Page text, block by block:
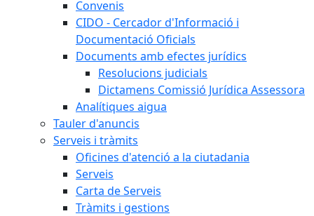
Convenis
CIDO - Cercador d'Informació i
Documentació Oficials
Documents amb efectes jurídics
Resolucions judicials
Dictamens Comissió Jurídica Assessora
Analítiques aigua
Tauler d'anuncis
Serveis i tràmits
Oficines d'atenció a la ciutadania
Serveis
Carta de Serveis
Tràmits i gestions